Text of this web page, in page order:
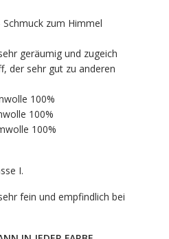
zum Himmel
geräumig und zugeich
der sehr gut zu anderen
100%
100%
100%
I.
fein und empfindlich bei